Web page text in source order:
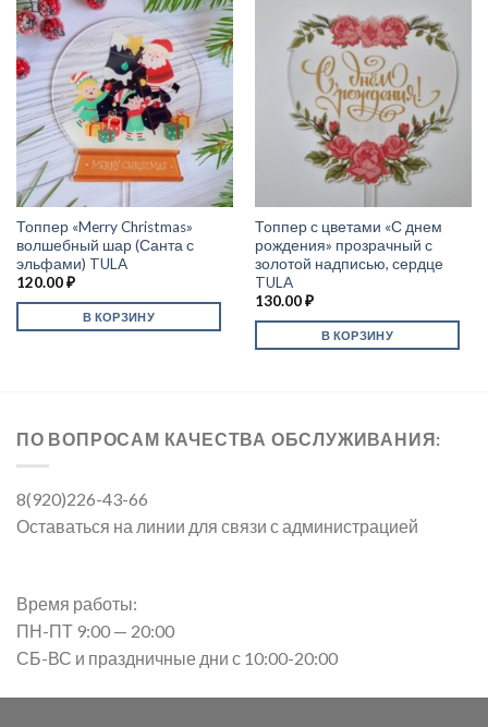
Топпер «Merry Christmas»
волшебный шар (Санта с
эльфами) TULA
120.00₽
В КОРЗИНУ
Топпер с цветами «С днем
рождения» прозрачный с
золотой надписью, сердце
TULA
130.00₽
В КОРЗИНУ
ПО ВОПРОСАМ КАЧЕСТВА ОБСЛУЖИВАНИЯ:
8(920)226-43-66
Оставаться на линии для связи с администрацией
Время работы:
ПН-ПТ 9:00 — 20:00
СБ-ВС и праздничные дни с 10:00-20:00